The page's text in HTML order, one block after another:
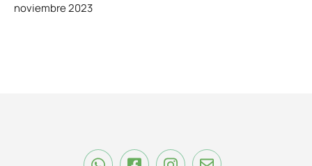
noviembre 2023